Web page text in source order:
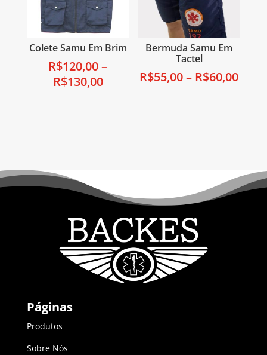
Colete Samu Em Brim
R$120,00–
R$130,00
Bermuda Samu Em
Tactel
R$55,00– R$60,00
Páginas
Produtos
Sobre Nós